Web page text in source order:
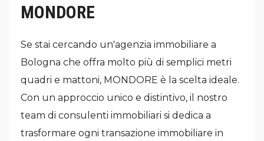
MONDORE
Se stai cercando un'agenzia immobiliare a
Bologna che offra molto più di semplici metri
quadri e mattoni, MONDORE è la scelta ideale.
Con un approccio unico e distintivo, il nostro
team di consulenti immobiliari si dedica a
trasformare ogni transazione immobiliare in